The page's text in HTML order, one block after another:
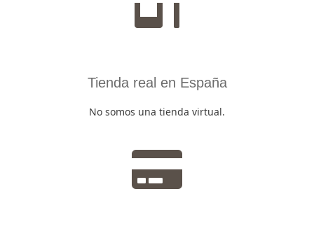
Tienda real en España
No somos una tienda virtual.